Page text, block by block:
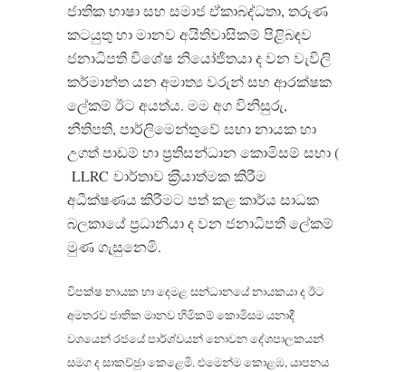
ජාතික භාෂා සහ සමාජ ඒකාබද්ධතා, තරුණ
කටයුතු හා මානව අයිතිවාසිකම් පිළිබඳව
ජනාධිපති විශේෂ නියෝජිතයා ද වන වැවිලි
කර්මාන්ත යන අමාත්‍ය වරුන් සහ ආරක්ෂක
ලේකම් ඊට අයත්ය. මම අග විනිසුරු,
නීතිපති, පාර්ලිමෙන්තුවේ සභා නායක හා
උගත් පාඩම් හා ප‍්‍රතිසන්ධාන කොමිසම් සභා (
LLRC වාර්තාව ක‍්‍රියාත්මක කිරීම
අධීක්ෂණය කිරීමට පත් කළ කාර්ය සාධක
බලකායේ ප‍්‍රධානියා ද වන ජනාධිපති ලේකම්
මුණ ගැසුනෙමි.
විපක්ෂ නායක හා දෙමළ සන්ධානයේ නායකයා ද ඊට
අමතරව ජාතික මානව හිමිකම් කොමිසම යනාදී
වශයෙන් රජයේ පාර්ශ්වයන් නොවන දේශපාලකයන්
සමග ද සාකච්ඡුා කෙළෙමි. එමෙන්ම කොළඹ, යාපනය